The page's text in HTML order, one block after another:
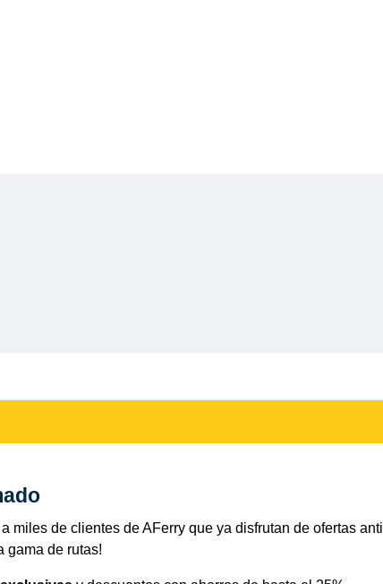
miles de clientes de AFerry que ya disfrutan de ofertas
gama de rutas!